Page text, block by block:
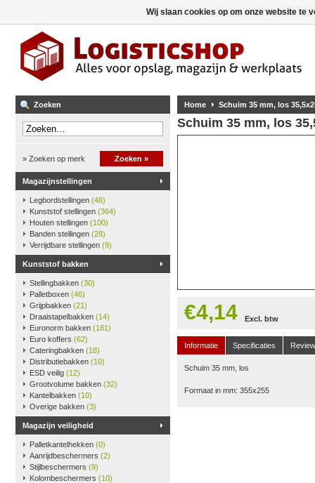
Zoeken
» Zoeken op merk Zoeken »
Magazijnstellingen
Legbordstellingen (46)
Kunststof stellingen (364)
Houten stellingen (100)
Banden stellingen (28)
Verrijdbare stellingen (9)
Kunststof bakken
Stellingbakken (30)
Palletboxen (46)
Grijpbakken (21)
Draaistapelbakken (14)
Euronorm bakken (181)
Euro koffers (62)
Cateringbakken (18)
Distributiebakken (10)
ESD veilig (12)
Grootvolume bakken (32)
Kantelbakken (10)
Overige bakken (3)
Magazijn veiligheid
Palletkantelhekken (0)
Aanrijdbeschermers (2)
Stijlbeschermers (9)
Kolombeschermers (10)
Home Schuim 35 mm, los
Schuim 35 mm, los
€4,14 Excl. btw
Informatie Specificaties
Schuim 35 mm, los
Formaat in mm: 355x255
Wij slaan cookies op om onze website te